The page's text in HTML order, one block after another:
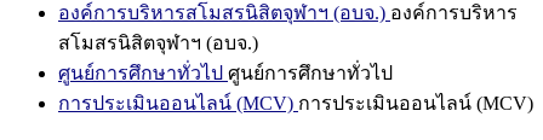
องค์การบริหารสโมสรนิสิตจุฬาฯ (อบจ.) องค์การบริหาร
สโมสรนิสิตจุฬาฯ (อบจ.)
ศูนย์การศึกษาทั่วไป ศูนย์การศึกษาทั่วไป
การประเมินออนไลน์ (MCV) การประเมินออนไลน์ (MCV)